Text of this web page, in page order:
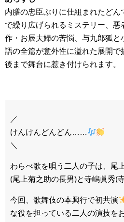
内膳の忠臣ぶりに仕組まれたどん
で繰り広げられるミステリー、悪
作・お辰夫婦の苦悩、与九郎狐と
語の全篇が意外性に溢れた展開で
後まで舞台に惹き付けられます。
／
けんけんどんどん……
＼
わらべ歌を唄う二人の子は、尾
(尾上菊之助の長男)と寺嶋眞秀(
今回、歌舞伎の本興行で初共演
な役を担っている二人の演技を